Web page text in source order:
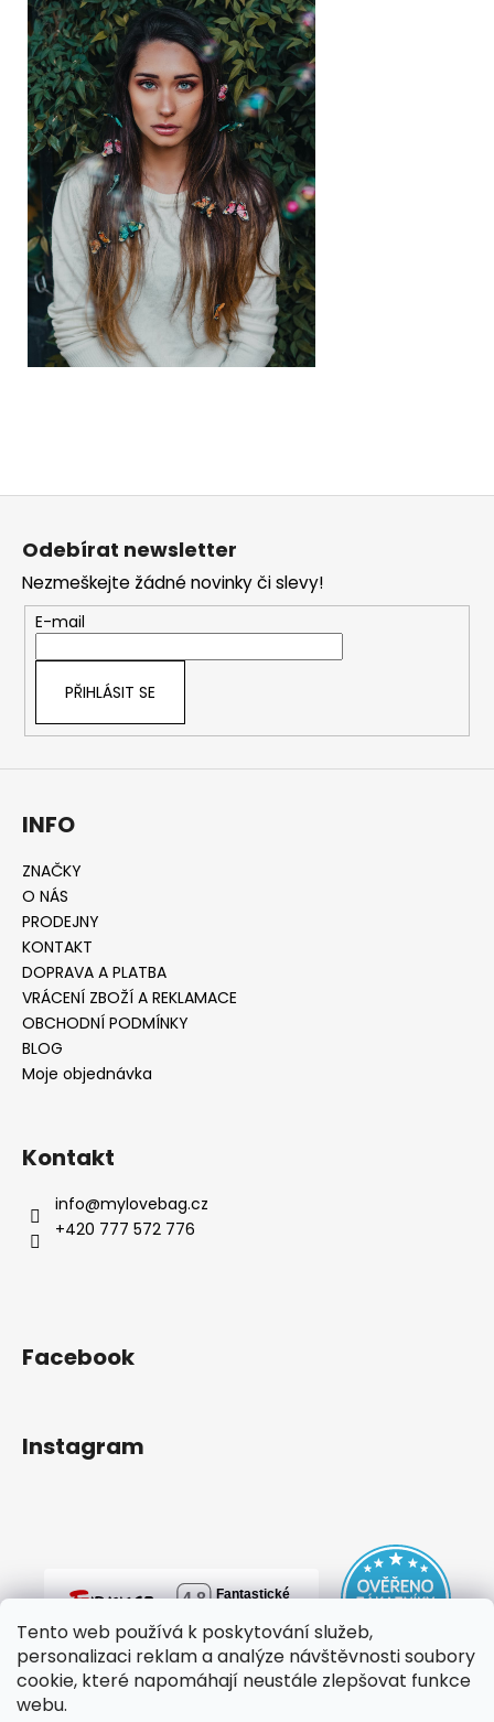
Tento web používá k poskytování služeb,
personalizaci reklam a analýze návštěvnosti soubory
cookie, které napomáhají neustále zlepšovat funkce
webu.
Z
Odebírat newsletter
Nezmeškejte žádné novinky či slevy!
E-mail
PŘIHLÁSIT SE
INFO
ZNAČKY
O NÁS
PRODEJNY
KONTAKT
DOPRAVA A PLATBA
VRÁCENÍ ZBOŽÍ A REKLAMACE
OBCHODNÍ PODMÍNKY
BLOG
Moje objednávka
Kontakt
info@mylovebag.cz
+420 777 572 776
Facebook
Instagram